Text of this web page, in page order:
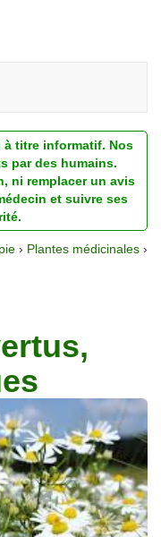
titre informatif. Nos
par des humains.
ni remplacer un avis
et suivre ses
› Plantes médicinales ›